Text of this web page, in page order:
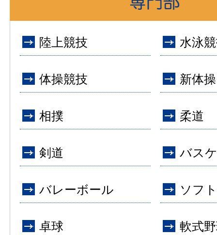
陸上競技 水泳
体操競技 新体操
相撲 柔道
剣道 バス
バレーボール ソフ
卓球 軟式